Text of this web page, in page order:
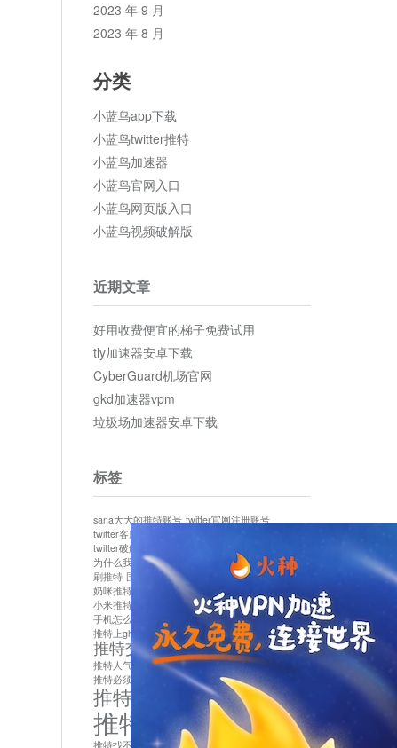
2023 年 9 月
2023 年 8 月
分类
小蓝鸟app下载
小蓝鸟twitter推特
小蓝鸟加速器
小蓝鸟官网入口
小蓝鸟网页版入口
小蓝鸟视频破解版
近期文章
好用收费便宜的梯子免费试用
tly加速器安卓下载
CyberGuard机场官网
gkd加速器vpm
垃圾场加速器安卓下载
标签
sana大大的推特账号 twitter官网注册账号
twitter客服
twitter破解版下载
为什么我推特无法保存设置
作者sana推特是什么
刷推特 国内为什么不能用twitter 国内能用twitter吗
奶咪推特
如何找回推特密码
小米推特闪退是怎么回事 怎么看推特上的视频
手机怎么注册推特账号
推特devil
推特上ghs的女博主
推特交友软件app下载
推特人气萌货小蔡头喵喵喵 推特实名制
推特必须用外网吗
推特怎么取消关联手机号
推特怎么看敏感内容苹果
推特找不到账号 推特注册必须要手机号